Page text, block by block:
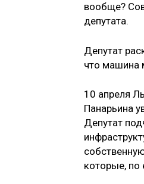
вообще?
депутата.
Депутат
что машина
10 апреля
Панарьина
Депутат
которые, по